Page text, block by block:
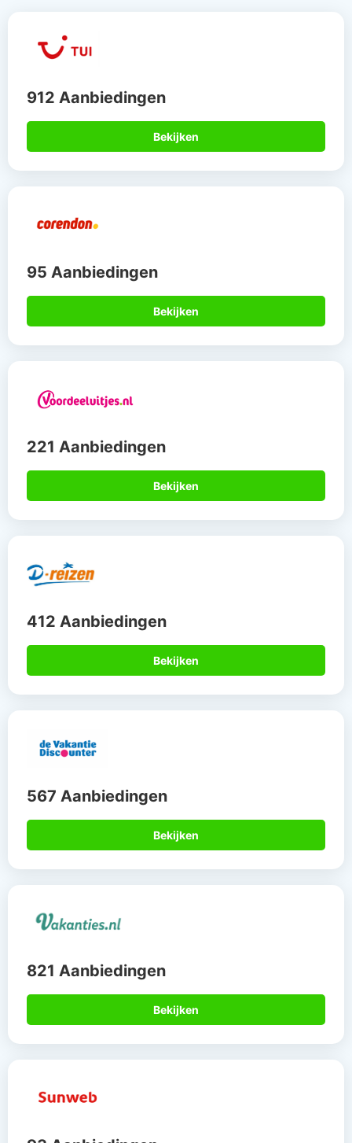
912 Aanbiedingen
Bekijken
95 Aanbiedingen
Bekijken
221 Aanbiedingen
Bekijken
412 Aanbiedingen
Bekijken
567 Aanbiedingen
Bekijken
821 Aanbiedingen
Bekijken